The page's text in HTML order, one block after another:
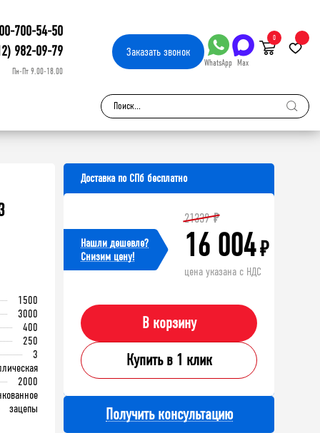
700-54-50
982-09-79
Пн-Пт 9.00-18.00
Заказатьзвонок
WhatsApp Max
0
1500
3000
400
250
3
2000
зацепы
Доставка по СПб бесплатно
Нашли дешевле?
Cнизим цену!
21339 ₽
16 004₽
цена указана с НДС
В корзину
Купить в 1 клик
Получить консультацию